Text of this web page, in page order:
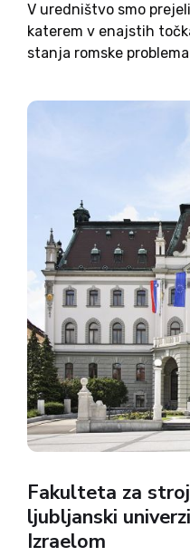
V uredništvo smo
katerem v enajstih
stanja romske
poslankam in
Fakulteta za
ljubljanski
Izraelom